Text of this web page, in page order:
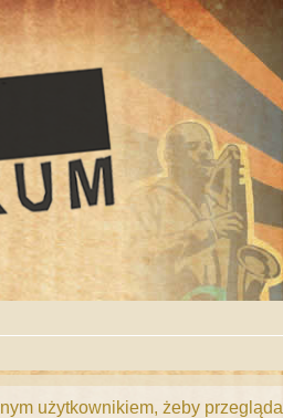
użytkownikiem, żeby